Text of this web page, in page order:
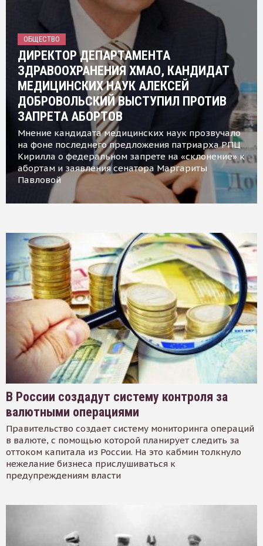
ОБЩЕСТВО
ДИРЕКТОР ДЕПАРТАМЕНТА
ЗДРАВООХРАНЕНИЯ ХМАО, КАНДИДАТ
МЕДИЦИНСКИХ НАУК АЛЕКСЕЙ
ДОБРОВОЛЬСКИЙ ВЫСТУПИЛ ПРОТИВ
ЗАПРЕТА АБОРТОВ
Мнение кандидата медицинских наук прозвучало
на фоне последнего предложения патриарха РПЦ
Кирилла о федеральном запрете на «склонение» к
абортам и заявления сенатора Маргариты
Павловой
В России создадут систему контроля за
валютными операциями
Правительство создает систему мониторинга операций
в валюте, с помощью которой планирует следить за
оттоком капитала из России. На это кабмин толкнуло
нежелание бизнеса прислушиваться к
предупреждениям власти